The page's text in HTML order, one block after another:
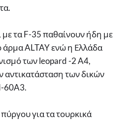
με τα F-35 παθαίνουν ήδη με
ALTAY ενώ η Ελλάδα
των leopard -2 A4,
αντικατάσταση των δικών
60A3.
για τα τουρκικά